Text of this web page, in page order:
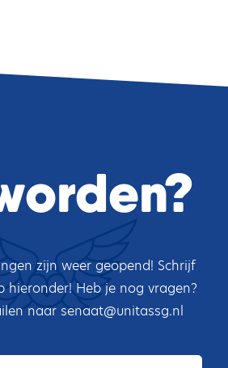
zijn weer geopend! Schrijf
hieronder! Heb je nog vragen?
naar senaat@unitassg.nl